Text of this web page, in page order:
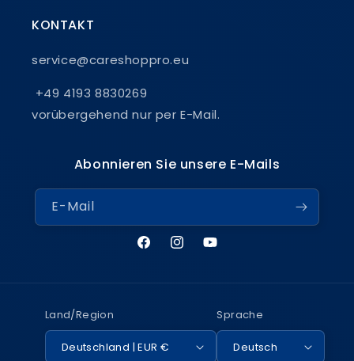
KONTAKT
service@careshoppro.eu
+49 4193 8830269
vorübergehend nur per E-Mail.
Abonnieren Sie unsere E-Mails
E-Mail
FacebookInstagramYouTube
Land/Region
Deutschland | EUR €
Sprache
Deutsch